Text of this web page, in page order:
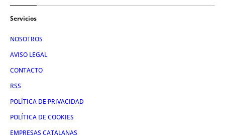
Servicios
NOSOTROS
AVISO LEGAL
CONTACTO
RSS
POLÍTICA DE PRIVACIDAD
POLÍTICA DE COOKIES
EMPRESAS CATALANAS